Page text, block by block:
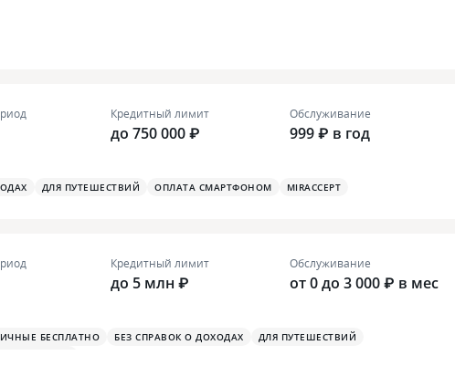
Кредитный лимит
до 750 000 ₽
Обслуживание
999 ₽ в год
ДЛЯ ПУТЕШЕСТВИЙ ОПЛАТА СМАРТФОНОМ
MIRACCEPT
Кредитный лимит
до 5 млн ₽
Обслуживание
от 0 до 3 000 ₽ в мес
БЕСПЛАТНО БЕЗ СПРАВОК О ДОХОДАХ
ДЛЯ ПУТЕШЕСТВИЙ